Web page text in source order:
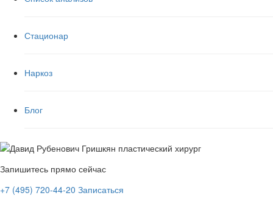
Стационар
Наркоз
Блог
Запишитесь прямо сейчас
+7 (495) 720-44-20 Записаться